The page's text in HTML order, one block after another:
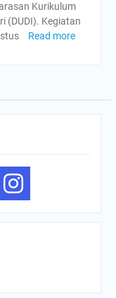
Kurikulum
(DUDI). Kegiatan
Read more